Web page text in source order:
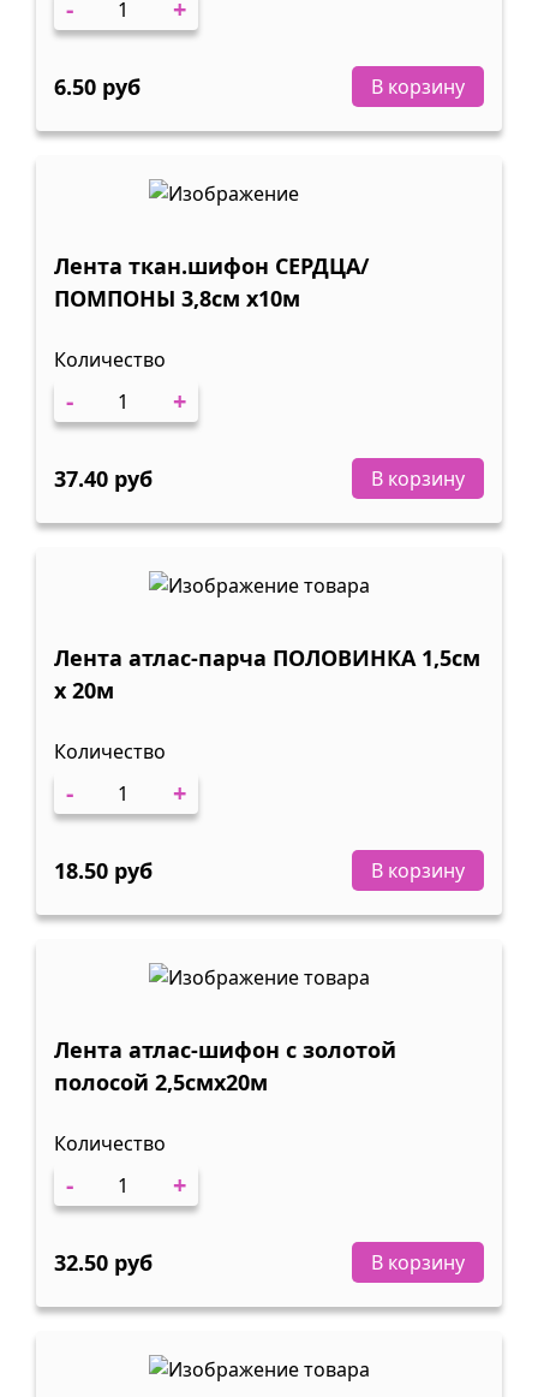
- +
6.50 руб В корзину
Лента ткан.шифон СЕРДЦА/
ПОМПОНЫ 3,8см х10м
Количество
- +
37.40 руб В корзину
Лента атлас-парча ПОЛОВИНКА 1,5см
х 20м
Количество
- +
18.50 руб В корзину
Лента атлас-шифон с золотой
полосой 2,5смх20м
Количество
- +
32.50 руб В корзину